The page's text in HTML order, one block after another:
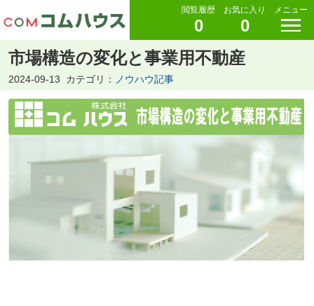
閲覧履歴
0
お気に入り
0
メニュー
市場構造の変化と事業用不動産
2024-09-13 カテゴリ： ノウハウ記事